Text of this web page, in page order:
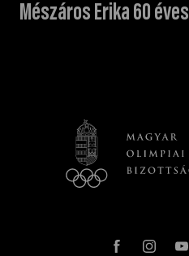
Mészáros Erika 60 éves